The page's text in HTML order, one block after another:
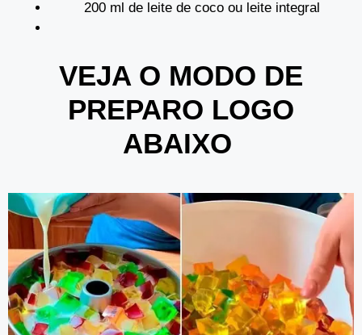
200 ml de leite de coco ou leite integral
VEJA O MODO DE
PREPARO LOGO
ABAIXO